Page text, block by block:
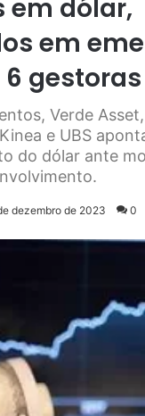
em dólar,
em
gestoras
Verde
e UBS
do dólar ante
dezembro de 2023 0